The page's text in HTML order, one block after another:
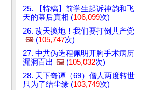
25. 【特稿】前学生起诉神韵和飞
天的幕后真相 (106,099次)
26. 改天换地！我们要打倒共产党
🖼️ (105,747次)
27. 中共伪造程佩明开胸手术病历
漏洞百出 🖼️ (105,032次)
28. 天下奇谭（69）僧人两度转世
只为了结尘缘 (103,749次)